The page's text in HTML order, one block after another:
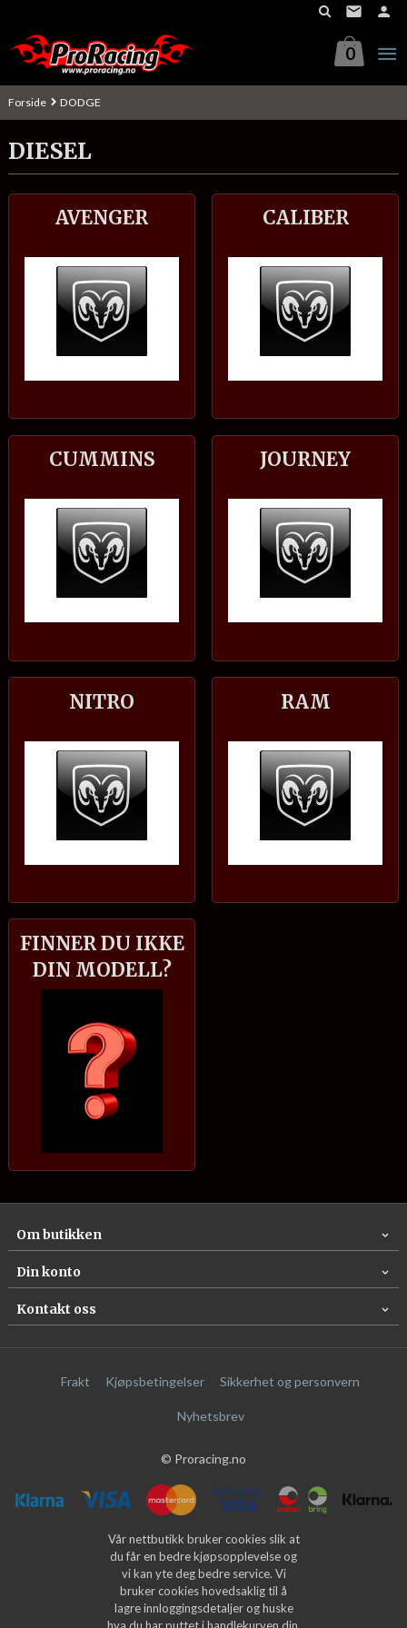
innholdet
0
Forside DODGE
DIESEL
AVENGER CALIBER
CUMMINS JOURNEY
NITRO RAM
FINNER DU IKKE
DIN MODELL?
Om butikken
Din konto
Kontakt oss
Frakt Kjøpsbetingelser Sikkerhet og personvern
Nyhetsbrev
© Proracing.no
Vår nettbutikk bruker cookies slik at
du får en bedre kjøpsopplevelse og
vi kan yte deg bedre service. Vi
bruker cookies hovedsaklig til å
lagre innloggingsdetaljer og huske